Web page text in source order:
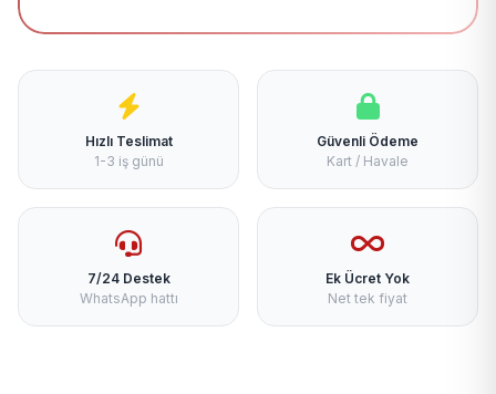
Hızlı Teslimat
1-3 iş günü
Güvenli Ödeme
Kart / Havale
7/24 Destek
WhatsApp hattı
Ek Ücret Yok
Net tek fiyat